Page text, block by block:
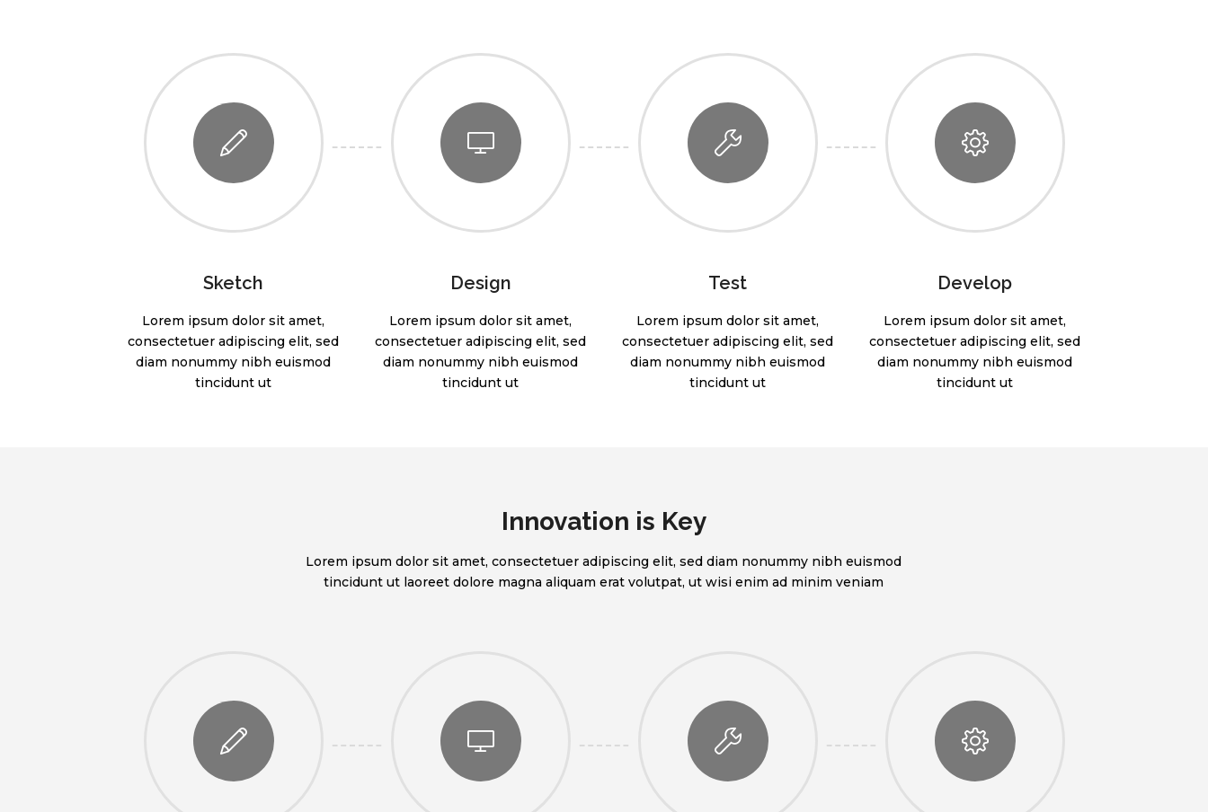
Sketch
Lorem ipsum dolor sit amet,
consectetuer adipiscing elit, sed
diam nonummy nibh euismod
tincidunt ut
Design
Lorem ipsum dolor sit amet,
consectetuer adipiscing elit, sed
diam nonummy nibh euismod
tincidunt ut
Test
Lorem ipsum dolor sit amet,
consectetuer adipiscing elit, sed
diam nonummy nibh euismod
tincidunt ut
Develop
Lorem ipsum dolor sit amet,
consectetuer adipiscing elit, sed
diam nonummy nibh euismod
tincidunt ut
Innovation is Key
Lorem ipsum dolor sit amet, consectetuer adipiscing elit, sed diam nonummy nibh euismod
tincidunt ut laoreet dolore magna aliquam erat volutpat, ut wisi enim ad minim veniam